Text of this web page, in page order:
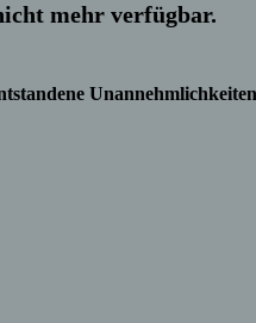
mehr verfügbar.